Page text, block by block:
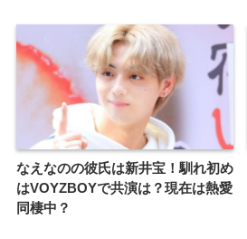
なえなのの彼氏は新井宝！馴れ初め
はVOYZBOYで共演は？現在は熱愛
同棲中？